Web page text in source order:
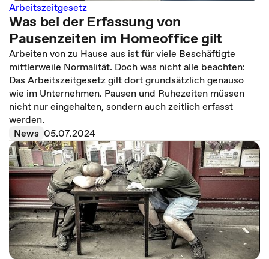
Arbeitszeitgesetz
Was bei der Erfassung von
Pausenzeiten im Homeoffice gilt
Arbeiten von zu Hause aus ist für viele Beschäftigte
mittlerweile Normalität. Doch was nicht alle beachten:
Das Arbeitszeitgesetz gilt dort grundsätzlich genauso
wie im Unternehmen. Pausen und Ruhezeiten müssen
nicht nur eingehalten, sondern auch zeitlich erfasst
werden.
News 05.07.2024